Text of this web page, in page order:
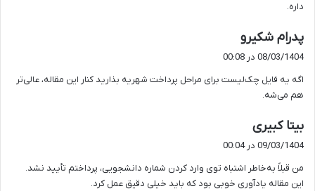
داره.
پدرام شکیرو
ف
:
08/03/1404 در 00:08
اگه یه فایل چک‌لیست برای مراحل پرداخت شهریه بذارید کنار این مقاله، عالی‌تر
هم می‌شه.
بیتا کبیری
:
09/03/1404 در 00:04
من قبلاً به‌خاطر اشتباه توی وارد کردن شماره دانشجویی، پرداختم تأیید نشد.
این مقاله یادآوری خوبی بود که باید خیلی دقیق عمل کرد.